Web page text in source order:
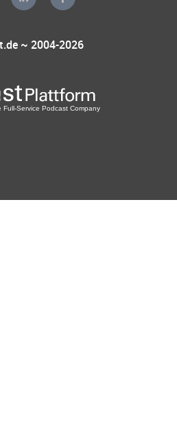
~ 2004-2026